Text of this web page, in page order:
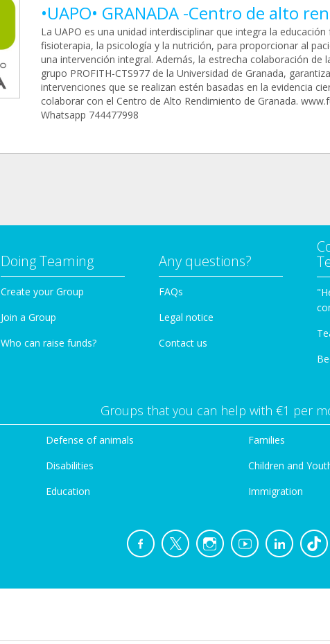
•UAPO• GRANADA -Centro de alto
La UAPO es una unidad interdisciplinar que integra la educación
fisioterapia, la psicología y la nutrición, para proporcionar al
una intervención integral. Además, la estrecha colaboración de
grupo PROFITH-CTS977 de la Universidad de Granada,
intervenciones que se realizan estén basadas en la evidencia
colaborar con el Centro de Alto Rendimiento de Granada.
Whatsapp 744477998
Doing Teaming
Create your Group
Join a Group
Who can raise funds?
Any questions?
FAQs
Legal notice
Contact us
Groups that you can help with €1 per
Defense of animals
Disabilities
Education
Families
Children and
Immigration